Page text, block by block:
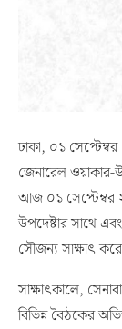
ঢাকা, ০১
জেনারেল
আজ ০১ সেপ্টেম্বর
উপদেষ্টার সাথে
সৌজন্য সাক্ষাৎ
সাক্ষাৎকালে,
বিভিন্ন বৈঠকের